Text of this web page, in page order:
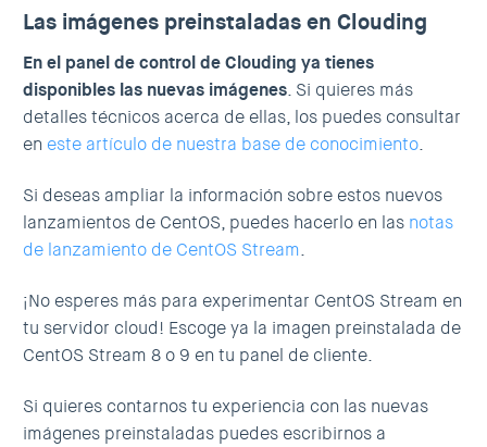
Las imágenes preinstaladas en Clouding
En el panel de control de Clouding ya tienes
disponibles las nuevas imágenes. Si quieres más
detalles técnicos acerca de ellas, los puedes consultar
en este artículo de nuestra base de conocimiento.
Si deseas ampliar la información sobre estos nuevos
lanzamientos de CentOS, puedes hacerlo en las notas
de lanzamiento de CentOS Stream.
¡No esperes más para experimentar CentOS Stream en
tu servidor cloud! Escoge ya la imagen preinstalada de
CentOS Stream 8 o 9 en tu panel de cliente.
Si quieres contarnos tu experiencia con las nuevas
imágenes preinstaladas puedes escribirnos a